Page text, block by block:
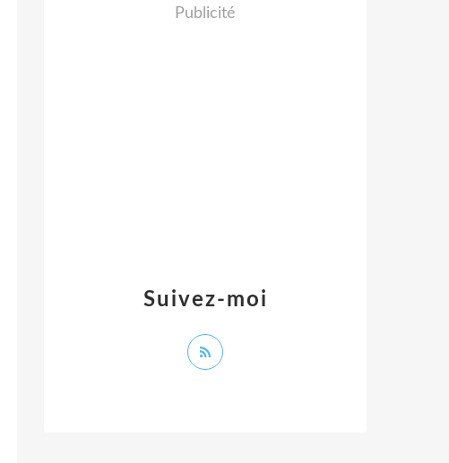
Suivez-moi
Publicité